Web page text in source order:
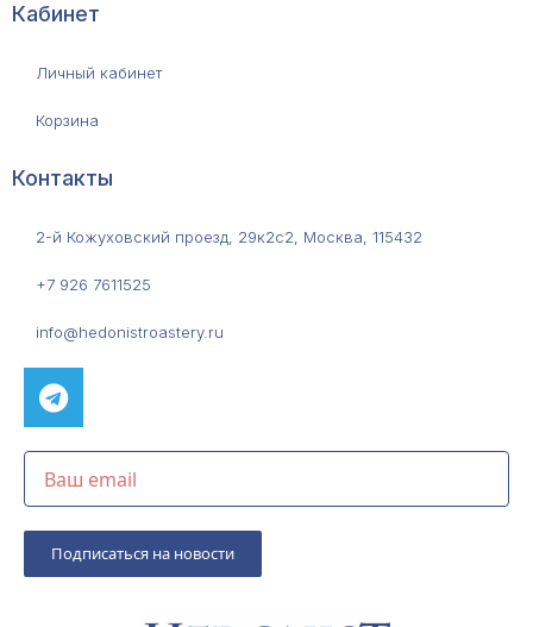
Кабинет
Личный кабинет
Корзина
Контакты
2-й Кожуховский проезд, 29к2с2, Москва, 115432
+7 926 7611525
info@hedonistroastery.ru
Подписаться на новости